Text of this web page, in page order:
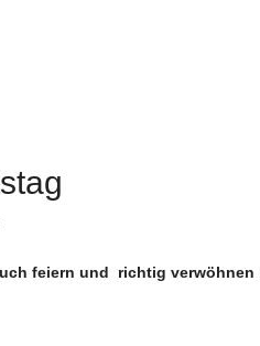
feiern und richtig